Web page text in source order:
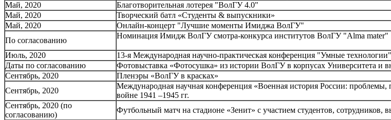
Май, 2020
Благотворительная лотерея "ВолГУ 4.0"
Май, 2020
Творческий батл «Студенты & выпускники»
Май, 2020
Онлайн-концерт "Лучшие моменты Имиджа ВолГУ"
По согласованию
Номинация Имидж ВолГУ смотра-конкурса институтов ВолГУ "Alma mater"
Июль, 2020
13-я Международная научно-практическая конференция "Умные
Даты по согласованию
Фотовыставка «Фотосушка» из истории ВолГУ в корпусах Университета и
Сентябрь, 2020
Пленэры «ВолГУ в красках»
Сентябрь, 2020
Международная научная конференция «Военная история России:
войне 1941 –1945 гг.
Сентябрь, 2020 (по
согласованию)
Футбольный матч на стадионе «Зенит» с участием студентов,